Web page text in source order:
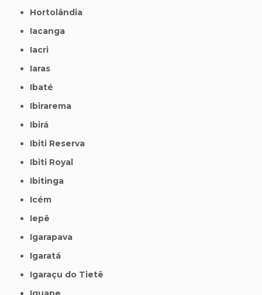
Hortolândia
Iacanga
Iacri
Iaras
Ibaté
Ibirarema
Ibirá
Ibiti Reserva
Ibiti Royal
Ibitinga
Icém
Iepê
Igarapava
Igaratá
Igaraçu do Tietê